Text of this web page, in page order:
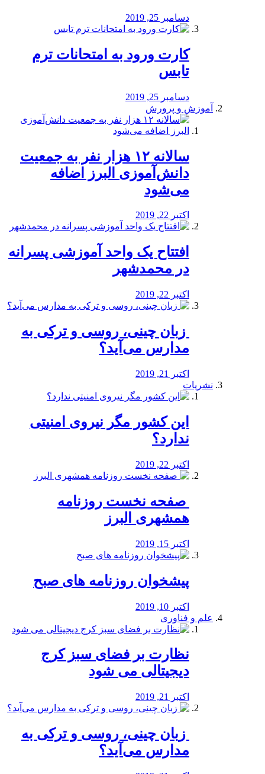
دسامبر 25, 2019
کارت ورود به امتحانات ترم
تابس
دسامبر 25, 2019
آموزش و پرورش
️سالانه ۱۲ هزار نفر به جمعیت
دانش‌آموزی البرز اضافه
می‌شود
اکتبر 22, 2019
افتتاح یک واحد آموزشی پسرانه
در محمدشهر
اکتبر 22, 2019
️ زبان چینی، روسی و ترکی به
مدارس می‌آید؟
اکتبر 21, 2019
نشریات
این کشور مگر نیروی امنیتی
ندارد؟
اکتبر 22, 2019
️ صفحه نخست روزنامه‌
همشهری البرز
اکتبر 15, 2019
پیشخوان روزنامه های صبح
اکتبر 10, 2019
علم و فناوری
نظارت بر فضای سبز کرج
دیجیتالی می شود
اکتبر 21, 2019
️ زبان چینی، روسی و ترکی به
مدارس می‌آید؟